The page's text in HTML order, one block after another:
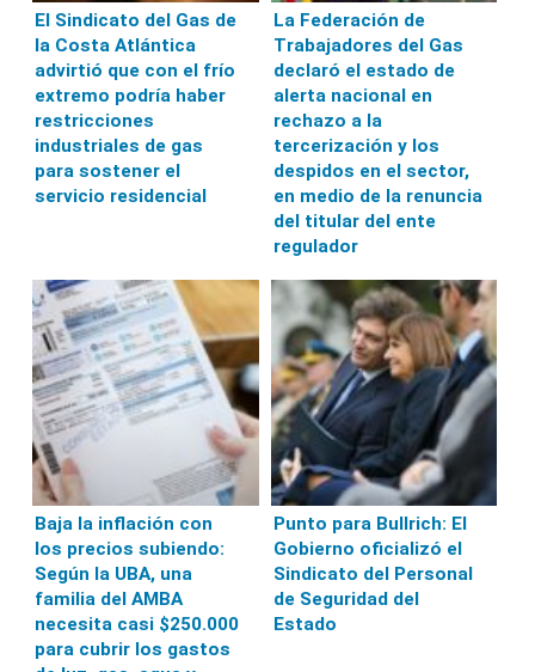
El Sindicato del Gas de
la Costa Atlántica
advirtió que con el frío
extremo podría haber
restricciones
industriales de gas
para sostener el
servicio residencial
La Federación de
Trabajadores del Gas
declaró el estado de
alerta nacional en
rechazo a la
tercerización y los
despidos en el sector,
en medio de la renuncia
del titular del ente
regulador
Baja la inflación con
los precios subiendo:
Según la UBA, una
familia del AMBA
necesita casi $250.000
para cubrir los gastos
Punto para Bullrich: El
Gobierno oficializó el
Sindicato del Personal
de Seguridad del
Estado